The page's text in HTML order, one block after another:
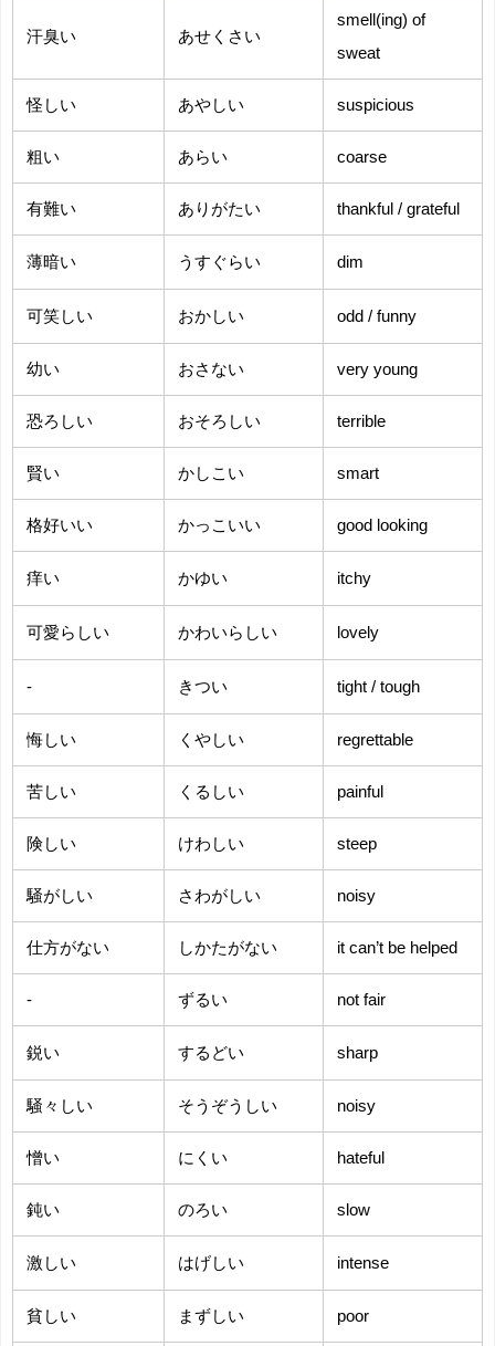
汗臭い あせくさい
smell(ing) of
sweat
怪しい あやしい suspicious
粗い あらい coarse
有難い ありがたい thankful / grateful
薄暗い うすぐらい dim
可笑しい おかしい odd / funny
幼い おさない very young
恐ろしい おそろしい terrible
賢い かしこい smart
格好いい かっこいい good looking
痒い かゆい itchy
可愛らしい かわいらしい lovely
- きつい tight / tough
悔しい くやしい regrettable
苦しい くるしい painful
険しい けわしい steep
騒がしい さわがしい noisy
仕方がない しかたがない it can’t be helped
- ずるい not fair
鋭い するどい sharp
騒々しい そうぞうしい noisy
憎い にくい hateful
鈍い のろい slow
激しい はげしい intense
貧しい まずしい poor